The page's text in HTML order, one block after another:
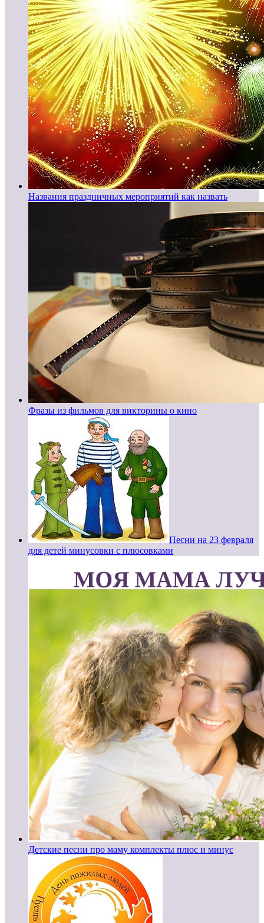
Названия праздничных мероприятий как назвать
Фразы из фильмов для викторины о кино
Песни на 23 февраля
для детей минусовки с плюсовками
Детские песни про маму комплекты плюс и минус